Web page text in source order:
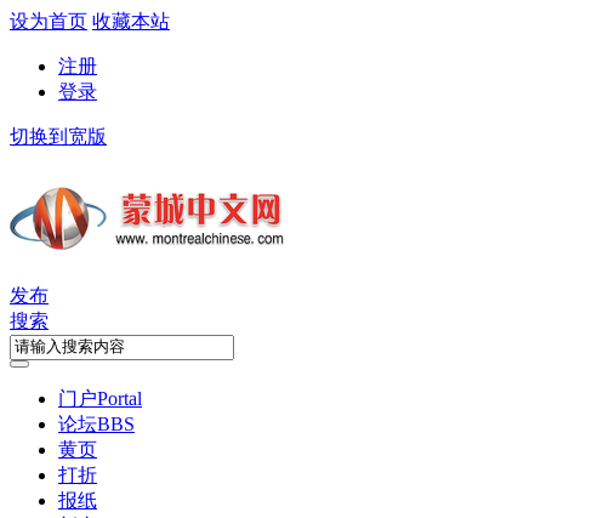
设为首页 收藏本站
注册
登录
切换到宽版
发布
搜索
门户Portal
论坛BBS
黄页
打折
报纸